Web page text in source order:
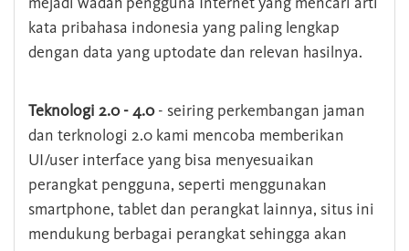
kata pribahasa indonesia yang paling lengkap
dengan data yang uptodate dan relevan hasilnya.
Teknologi 2.0 - 4.0- seiring perkembangan jaman
dan terknologi 2.0 kami mencoba memberikan
UI/user interface yang bisa menyesuaikan
perangkat pengguna, seperti menggunakan
smartphone, tablet dan perangkat lainnya, situs ini
mendukung berbagai perangkat sehingga akan